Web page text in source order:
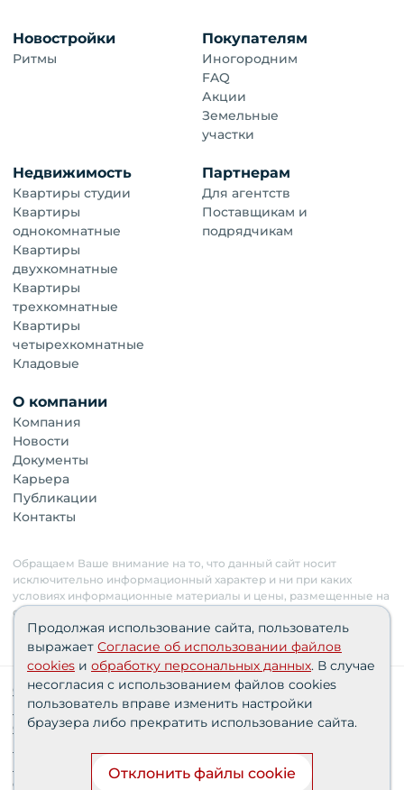
Новостройки
Ритмы
Покупателям
Иногородним
FAQ
Акции
Земельные
участки
Недвижимость
Квартиры студии
Квартиры
однокомнатные
Квартиры
двухкомнатные
Квартиры
трехкомнатные
Квартиры
четырехкомнатные
Кладовые
Партнерам
Для агентств
Поставщикам и
подрядчикам
О компании
Компания
Новости
Документы
Карьера
Публикации
Контакты
Обращаем Ваше внимание на то, что данный сайт носит
исключительно информационный характер и ни при каких
условиях информационные материалы и цены, размещенные на
сайте, не являются публичной офертой. Застройщик имеет
право изменять стоимость объектов.
Сведения о реализуемых требованиях к защите
персональных данных АО «СЗ «Партнер‑Строй»»
Согласия пользователей
Политика персональных данных
Финансирование строительства при поддержке
Продолжая использование сайта, пользователь
выражает Согласие об использовании файлов
cookies и обработку персональных данных. В случае
несогласия с использованием файлов cookies
пользователь вправе изменить настройки
браузера либо прекратить использование сайта.
Отклонить файлы cookie